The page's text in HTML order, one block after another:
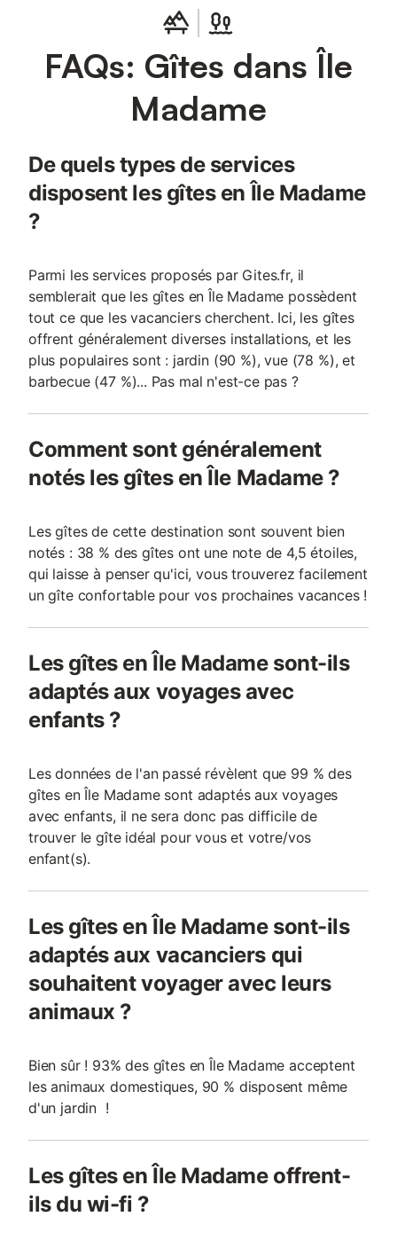
FAQs: Gîtes dans Île
Madame
De quels types de services
disposent les gîtes en Île Madame
?
Parmi les services proposés par Gites.fr, il
semblerait que les gîtes en Île Madame possèdent
tout ce que les vacanciers cherchent. Ici, les gîtes
offrent généralement diverses installations, et les
plus populaires sont : jardin (90 %), vue (78 %), et
barbecue (47 %)... Pas mal n'est-ce pas ?
Comment sont généralement
notés les gîtes en Île Madame ?
Les gîtes de cette destination sont souvent bien
notés : 38 % des gîtes ont une note de 4,5 étoiles,
qui laisse à penser qu'ici, vous trouverez facilement
un gîte confortable pour vos prochaines vacances !
Les gîtes en Île Madame sont-ils
adaptés aux voyages avec
enfants ?
Les données de l'an passé révèlent que 99 % des
gîtes en Île Madame sont adaptés aux voyages
avec enfants, il ne sera donc pas difficile de
trouver le gîte idéal pour vous et votre/vos
enfant(s).
Les gîtes en Île Madame sont-ils
adaptés aux vacanciers qui
souhaitent voyager avec leurs
animaux ?
Bien sûr ! 93% des gîtes en Île Madame acceptent
les animaux domestiques, 90 % disposent même
d'un jardin !
Les gîtes en Île Madame offrent-
ils du wi-fi ?